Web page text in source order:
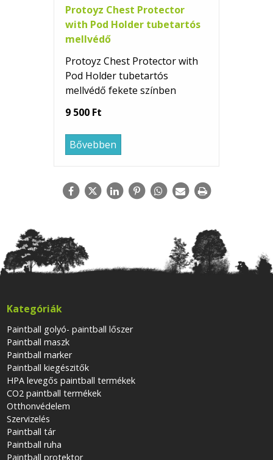
Protoyz Chest Protector
with Pod Holder tubetartós
mellvédő
Protoyz Chest Protector with
Pod Holder tubetartós
mellvédő fekete színben
9 500 Ft
Bővebben
Kategóriák
Paintball golyó- paintball lőszer
Paintball maszk
Paintball marker
Paintball kiegészitők
HPA levegős paintball termékek
CO2 paintball termékek
Otthonvédelem
Szervizelés
Paintball tár
Paintball ruha
Paintball protektor